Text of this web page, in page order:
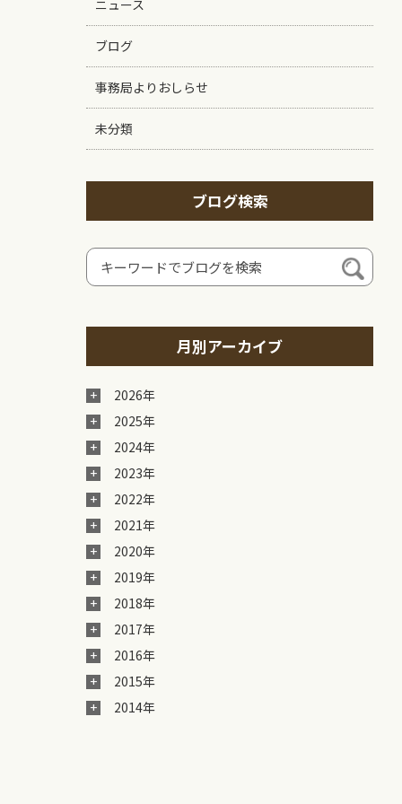
ニュース
ブログ
事務局よりおしらせ
未分類
ブログ検索
月別アーカイブ
2026年
2025年
2024年
2023年
2022年
2021年
2020年
2019年
2018年
2017年
2016年
2015年
2014年